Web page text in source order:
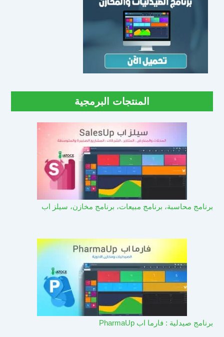
المنتجات البرمجية
برنامج محاسبة، برنامج مبيعات، برنامج مخازن، سيلز اب
برنامج صيدلية : فارما اب PharmaUp​